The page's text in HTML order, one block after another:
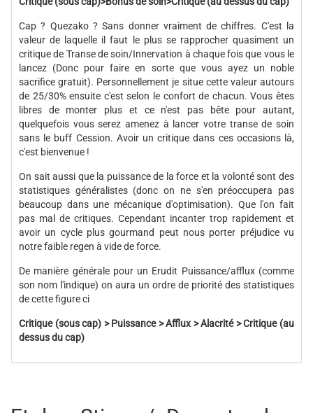
Cap ? Quezako ? Sans donner vraiment de chiffres. C'est la
valeur de laquelle il faut le plus se rapprocher quasiment un
critique de Transe de soin/Innervation à chaque fois que vous le
lancez (Donc pour faire en sorte que vous ayez un noble
sacrifice gratuit). Personnellement je situe cette valeur autours
de 25/30% ensuite c'est selon le confort de chacun. Vous êtes
libres de monter plus et ce n'est pas bête pour autant,
quelquefois vous serez amenez à lancer votre transe de soin
sans le buff Cession. Avoir un critique dans ces occasions là,
c'est bienvenue !
On sait aussi que la puissance de la force et la volonté sont des
statistiques généralistes (donc on ne s'en préoccupera pas
beaucoup dans une mécanique d'optimisation). Que l'on fait
pas mal de critiques. Cependant incanter trop rapidement et
avoir un cycle plus gourmand peut nous porter préjudice vu
notre faible regen à vide de force.
De manière générale pour un Erudit Puissance/afflux (comme
son nom l'indique) on aura un ordre de priorité des statistiques
de cette figure ci
Critique (sous cap) > Puissance > Afflux > Alacrité > Critique (au
dessus du cap)